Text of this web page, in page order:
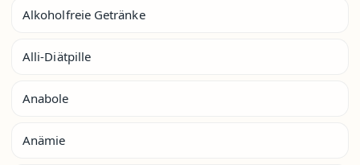
Alkoholfreie Getränke
Alli-Diätpille
Anabole
Anämie